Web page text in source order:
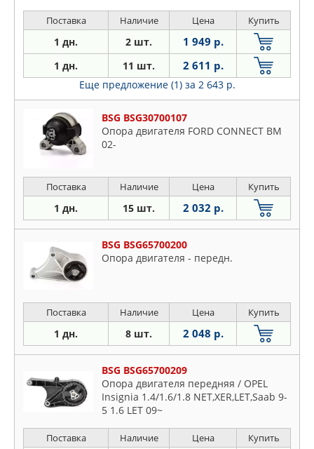
Поставка Наличие Цена Купить
1 дн. 2 шт. 1 949 р.
1 дн. 11 шт. 2 611 р.
Еще предложение (1) за 2 643 р.
BSG BSG30700107
Опора двигателя FORD CONNECT BM
02-
Поставка Наличие Цена Купить
1 дн. 15 шт. 2 032 р.
BSG BSG65700200
Опора двигателя - передн.
Поставка Наличие Цена Купить
1 дн. 8 шт. 2 048 р.
BSG BSG65700209
Опора двигателя передняя / OPEL
Insignia 1.4/1.6/1.8 NET,XER,LET,Saab 9-
5 1.6 LET 09~
Поставка Наличие Цена Купить